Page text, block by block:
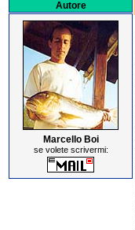
Autore
Marcello Boi
se volete scrivermi: